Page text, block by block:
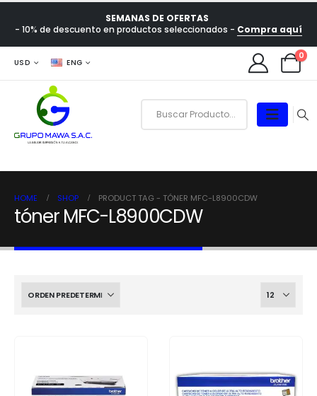
SEMANAS DE OFERTAS
- 10% de descuento en productos seleccionados - Compra aquí
USD ENG
0
HOME SHOP PRODUCT TAG - TÓNER MFC-L8900CDW
tóner MFC-L8900CDW